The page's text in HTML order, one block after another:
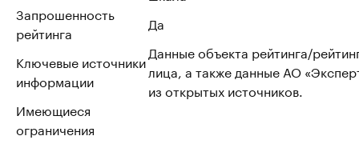
Запрошенность
рейтинга
Да
Ключевые источники
информации
Данные объекта рейтинга/
лица, а также данные АО
из открытых источников.
Имеющиеся
ограничения